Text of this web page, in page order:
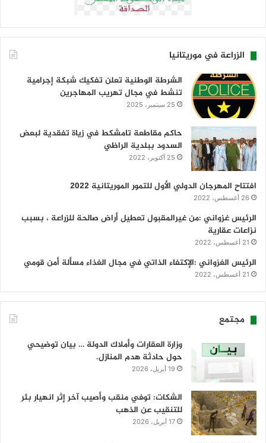
الزراعة في موريتانيا
الشرطة الوطنية تعلن تفكيك شبكة إجرامية
تنشط في مجال تهريب المهاجرين
25 سبتمبر، 2025
حاكم مقاطعة تامشكط في زياة تفقدية لبعض
السدود ببلدية الراظي
25 أكتوبر، 2022
افتتاح المهرجان الدولي الأول للتمور الموريتانية 2022
26 أغسطس، 2022
الرئيس غزواني :من غيرالمقبول تعطيل أراض صالحة للزراعة ، بسبب
نزاعات عقارية
21 أغسطس، 2022
الرئيس الغزواني :الإكتفاء الذاتي في مجال الغذاء مسألة أمن قومي
21 أغسطس، 2022
مجتمع
وزارة العقارات وأملاك الدولة … بيان توضيحي
حول حادثة هدم المنازل.
19 أبريل، 2026
الشكات: توفي منقب وأصيب آخر إثر انهيار بئر
للتنقيب عن الذهب
17 أبريل، 2026